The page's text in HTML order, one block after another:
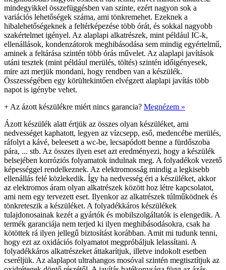
mindegyikkel összefüggésben van szinte, ezért nagyon sok a
variációs lehetőségek száma, ami tönkremehet. Ezeknek a
hibalehetőségeknek a feltérképezése több órát, és sokkal nagyobb
szakértelmet igényel. Az alaplapi alkatrészek, mint például IC-k,
ellenállások, kondenzátorok meghibásodása sem mindig egyértelmű,
aminek a feltárása szintén több órás művelet. Az alaplapi javítások
utáni tesztek (mint például merülés, töltés) szintén időigényesek,
mire azt merjük mondani, hogy rendben van a készülék.
Összességében egy körültekintően elvégzett alaplapi javítás több
napot is igénybe vehet.
+ Az ázott készülékre miért nincs garancia? Megnézem »
Ázott készülék alatt értjük az összes olyan készüléket, ami
nedvességet kaphatott, legyen az vízcsepp, eső, medencébe merülés,
ráfolyt a kávé, beleesett a wc-be, lecsapódott benne a fürdőszoba
pára, ... stb. Az összes ilyen eset azt eredményezi, hogy a készülék
belsejében korróziós folyamatok indulnak meg. A folyadékok vezető
képességgel rendelkeznek. Az elektromosság mindig a legkisebb
ellenállás felé közlekedik. Így ha nedvesség éri a készüléket, akkor
az elektromos áram olyan alkatrészek között hoz létre kapcsolatot,
ami nem egy tervezett eset. Ilyenkor az alkatrészek túlműködnek és
tönkreteszik a készüléket. A folyadékkáros készülékek
tulajdonosainak kezét a gyártók és mobilszolgáltatók is elengedik. A
termék garanciája nem terjed ki ilyen meghibásodásokra, csak ha
kötöttek rá ilyen jellegű biztosítást korábban. Amit mi tudunk tenni,
hogy ezt az oxidációs folyamatot megpróbáljuk lelassítani. A
folyadékkáros alkatrészeket áttakarítjuk, illetve indokolt esetben
cseréljük. Az alaplapot ultrahangos mosóval szintén megtisztítjuk az